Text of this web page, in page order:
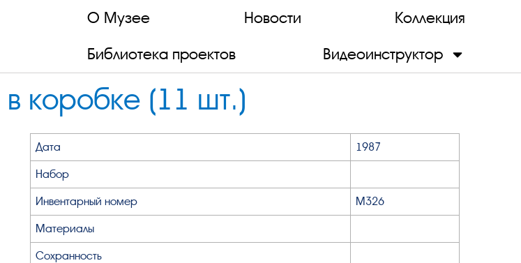
О Музее Новости Коллекция
Библиотека проектов Видеоинструктор
коробке (11 шт.)
Дата 1987
Набор
Инвентарный номер М326
Материалы
Сохранность